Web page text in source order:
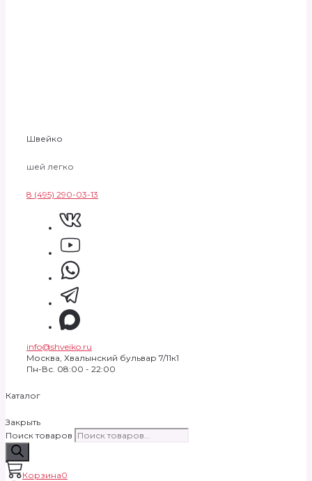
Швейко
шей легко
8 (495) 290-03-13
info@shveiko.ru
Москва, Хвалынский бульвар 7/11к1
Пн-Вс. 08:00 - 22:00
Каталог
Закрыть
Поиск товаров
Корзина0